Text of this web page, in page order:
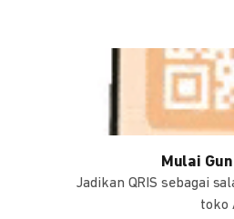
Mulai
Jadikan QRIS sebagai
toko